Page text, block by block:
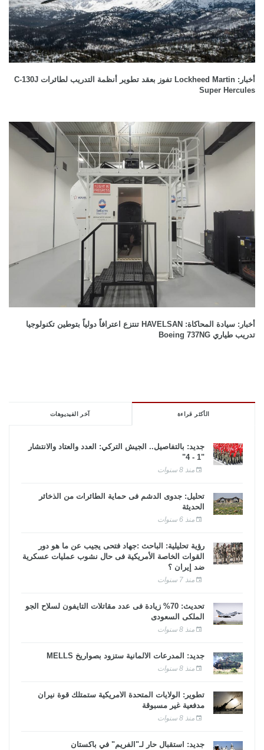
أخبار: Lockheed Martin تفوز بعقد تطوير أنظمة التدريب لطائرات C-130J
Super Hercules
أخبار: سيادة المحاكاة: HAVELSAN تنتزع اعترافاً دولياً بتوطين تكنولوجيا
تدريب طياري Boeing 737NG
الأكثر قراءة آخر الفيديوهات
جديد: بالتفاصيل.. الجيش التركي: العدد والعتاد والانتشار
"1 - 4"
منذ 8 سنوات
تحليل: جدوى الدشم فى حماية الطائرات من الذخائر
الحديثة
منذ 6 سنوات
رؤية تحليلية: الباحث :جهاد فتحى يجيب عن ما هو دور
القوات الخاصة الأمريكية فى حال نشوب عمليات عسكرية
ضد إيران ؟
منذ 7 سنوات
تحديث: 70% زيادة فى عدد مقاتلات التايفون لسلاح الجو
الملكى السعودى
منذ 8 سنوات
جديد: المدرعات الألمانية ستزود بصواريخ MELLS
منذ 8 سنوات
تطوير: الولايات المتحدة الأمريكية ستمتلك قوة نيران
مدفعية غير مسبوقة
منذ 8 سنوات
جديد: استقبال حار لـ"الفريم" في باكستان